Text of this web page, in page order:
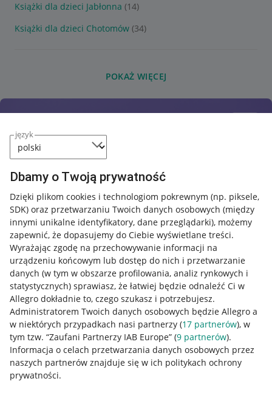
język
Dbamy o Twoją prywatność
Dzięki plikom cookies i technologiom pokrewnym (np. piksele,
SDK) oraz przetwarzaniu Twoich danych osobowych (między
innymi unikalne identyfikatory, dane przeglądarki), możemy
zapewnić, że dopasujemy do Ciebie wyświetlane treści.
Wyrażając zgodę na przechowywanie informacji na
urządzeniu końcowym lub dostęp do nich i przetwarzanie
danych (w tym w obszarze profilowania, analiz rynkowych i
statystycznych) sprawiasz, że łatwiej będzie odnaleźć Ci w
Allegro dokładnie to, czego szukasz i potrzebujesz.
Administratorem Twoich danych osobowych będzie Allegro a
w niektórych przypadkach nasi partnerzy (17 partnerów), w
tym tzw. “Zaufani Partnerzy IAB Europe” (9 partnerów).
Informacja o celach przetwarzania danych osobowych przez
naszych partnerów znajduje się w ich politykach ochrony
prywatności.
Książki dla dzieci Jabłonna (14)
Książki dla dzieci Chotomów (34)
POKAŻ WIĘCEJ
Przydatne informacje
Jak to działa